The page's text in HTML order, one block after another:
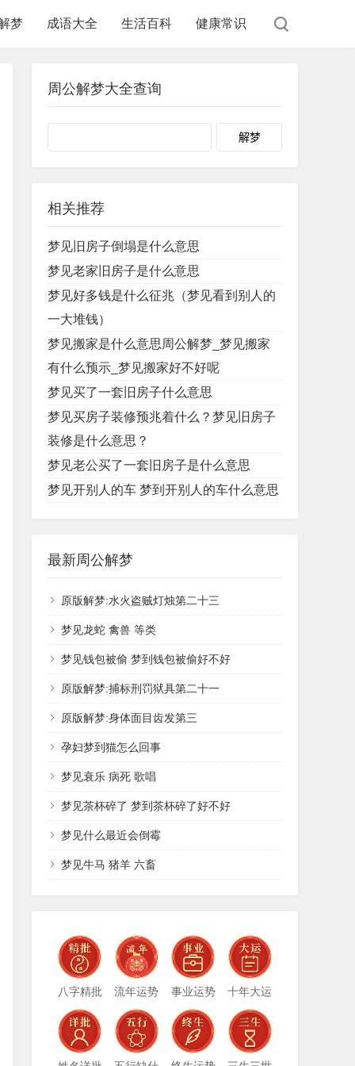
梦 成语大全 生活百科 健康常识
周公解梦大全查询
Search
相关推荐
梦见旧房子倒塌是什么意思
梦见老家旧房子是什么意思
梦见好多钱是什么征兆（梦见看到别人的
一大堆钱）
梦见搬家是什么意思周公解梦_梦见搬家
有什么预示_梦见搬家好不好呢
梦见买了一套旧房子什么意思
梦见买房子装修预兆着什么？梦见旧房子
装修是什么意思？
梦见老公买了一套旧房子是什么意思
梦见开别人的车 梦到开别人的车什么意思
最新周公解梦
原版解梦:水火盗贼灯烛第二十三
梦见龙蛇 禽兽 等类
梦见钱包被偷 梦到钱包被偷好不好
原版解梦:捕标刑罚狱具第二十一
原版解梦:身体面目齿发第三
孕妇梦到猫怎么回事
梦见衰乐 病死 歌唱
梦见茶杯碎了 梦到茶杯碎了好不好
梦见什么最近会倒霉
梦见牛马 猪羊 六畜
八字精批 流年运势 事业运势 十年大运